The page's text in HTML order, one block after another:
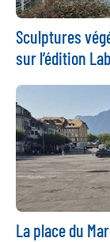
Sculptures
sur l’édition
La place du